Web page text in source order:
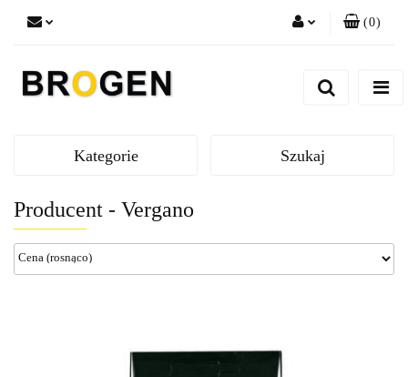
Zgody cookies
(0)
Kategorie Szukaj
Producent - Vergano